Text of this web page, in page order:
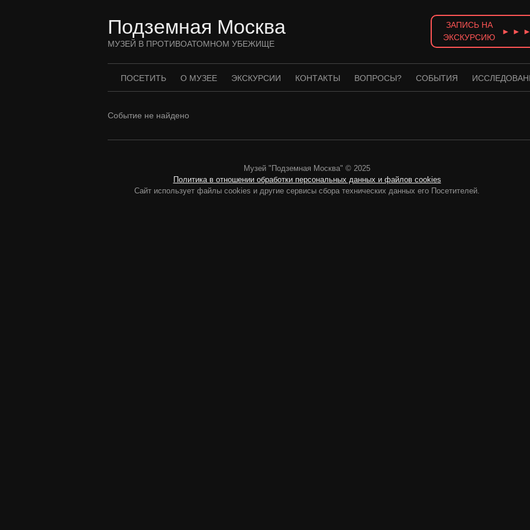
Подземная Москва
МУЗЕЙ В ПРОТИВОАТОМНОМ УБЕЖИЩЕ
ЗАПИСЬ НА
ЭКСКУРСИЮ
► ►
ПОСЕТИТЬ О МУЗЕЕ ЭКСКУРСИИ КОНТАКТЫ ВОПРОСЫ? СОБЫТИЯ
Событие не найдено
Музей "Подземная Москва" © 2025
Политика в отношении обработки персональных данных и файлов cookies
Сайт использует файлы cookies и другие сервисы сбора технических данных его Посетителей.